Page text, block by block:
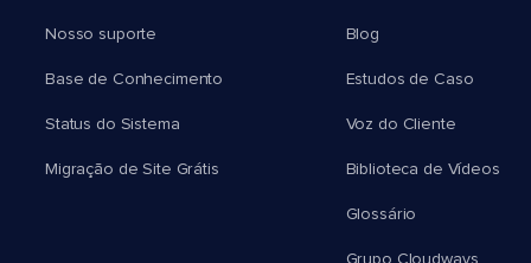
Nosso suporte
Base de Conhecimento
Status do Sistema
Migração de Site Grátis
Blog
Estudos de Caso
Voz do Cliente
Biblioteca de Vídeos
Glossário